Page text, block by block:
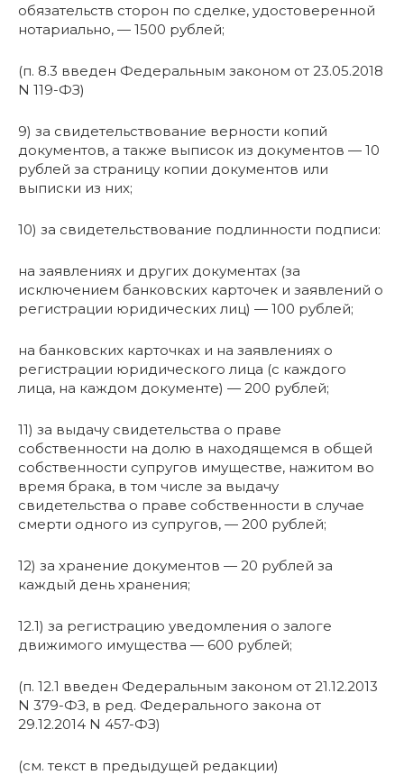
обязательств сторон по сделке, удостоверенной
нотариально, — 1500 рублей;
(п. 8.3 введен Федеральным законом от 23.05.2018
N 119-ФЗ)
9) за свидетельствование верности копий
документов, а также выписок из документов — 10
рублей за страницу копии документов или
выписки из них;
10) за свидетельствование подлинности подписи:
на заявлениях и других документах (за
исключением банковских карточек и заявлений о
регистрации юридических лиц) — 100 рублей;
на банковских карточках и на заявлениях о
регистрации юридического лица (с каждого
лица, на каждом документе) — 200 рублей;
11) за выдачу свидетельства о праве
собственности на долю в находящемся в общей
собственности супругов имуществе, нажитом во
время брака, в том числе за выдачу
свидетельства о праве собственности в случае
смерти одного из супругов, — 200 рублей;
12) за хранение документов — 20 рублей за
каждый день хранения;
12.1) за регистрацию уведомления о залоге
движимого имущества — 600 рублей;
(п. 12.1 введен Федеральным законом от 21.12.2013
N 379-ФЗ, в ред. Федерального закона от
29.12.2014 N 457-ФЗ)
(см. текст в предыдущей редакции)